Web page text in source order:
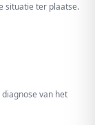
situatie ter plaatse.
van het